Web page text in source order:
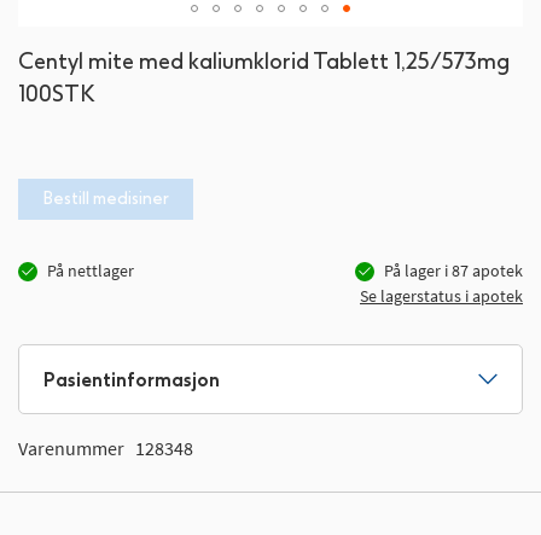
Centyl mite med kaliumklorid Tablett 1,25/573mg
100STK
Bestill medisiner
På nettlager På lager i87apotek
Se lagerstatus i apotek
til
begynnelsen
Pasientinformasjon
Varenummer 128348